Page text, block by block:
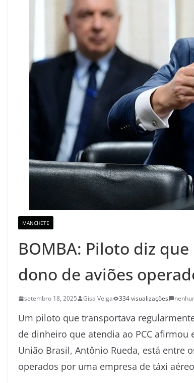
MANCHETE
BOMBA: Piloto diz
dono de aviões
setembro 18, 2025 Gisa Veiga 334 visualizações
Um piloto que transportava
de dinheiro que atendia ao PCC
União Brasil, Antônio Rueda, está entre
operados por uma empresa de táxi